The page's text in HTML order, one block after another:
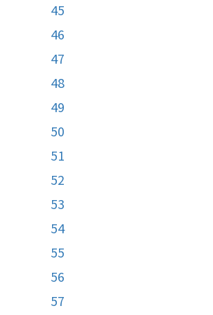
45
46
47
48
49
50
51
52
53
54
55
56
57